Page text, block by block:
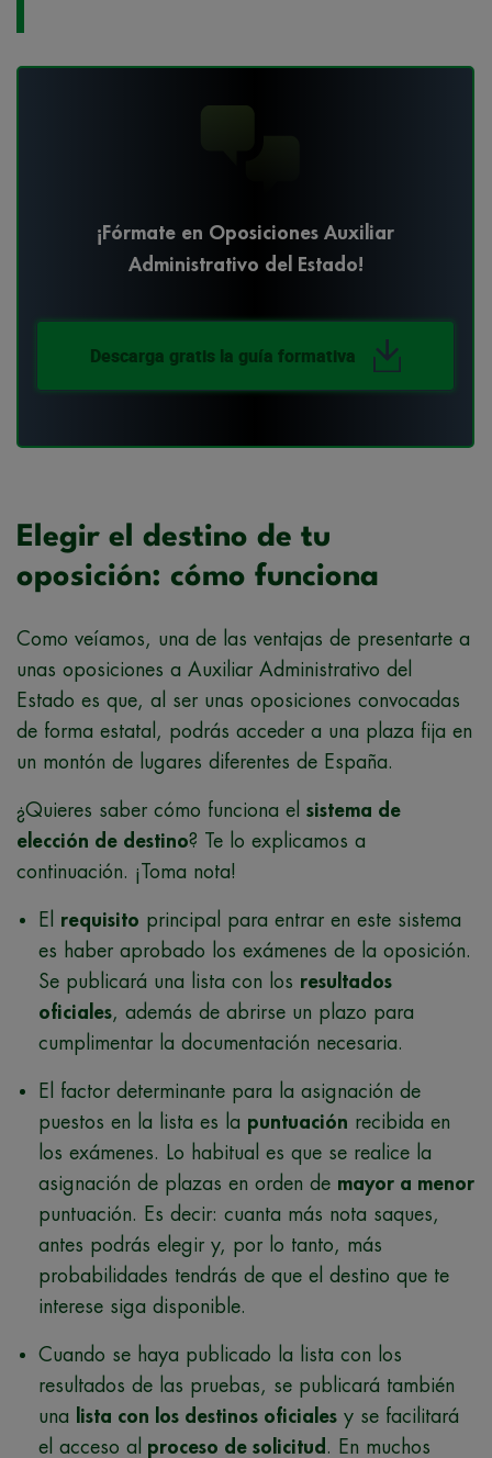
¡Fórmate en Oposiciones Auxiliar
Administrativo del Estado!
Descarga gratis la guía formativa
Elegir el destino de tu
oposición: cómo funciona
Como veíamos, una de las ventajas de presentarte a
unas oposiciones a Auxiliar Administrativo del
Estado es que, al ser unas oposiciones convocadas
de forma estatal, podrás acceder a una plaza fija en
un montón de lugares diferentes de España.
¿Quieres saber cómo funciona el sistema de
elección de destino? Te lo explicamos a
continuación. ¡Toma nota!
El requisito principal para entrar en este sistema
es haber aprobado los exámenes de la oposición.
Se publicará una lista con los resultados
oficiales, además de abrirse un plazo para
cumplimentar la documentación necesaria.
El factor determinante para la asignación de
puestos en la lista es la puntuación recibida en
los exámenes. Lo habitual es que se realice la
asignación de plazas en orden de mayor a menor
puntuación. Es decir: cuanta más nota saques,
antes podrás elegir y, por lo tanto, más
probabilidades tendrás de que el destino que te
interese siga disponible.
Cuando se haya publicado la lista con los
resultados de las pruebas, se publicará también
una
lista con los destinos oficiales y se facilitará
el acceso al
proceso de solicitud . En muchos